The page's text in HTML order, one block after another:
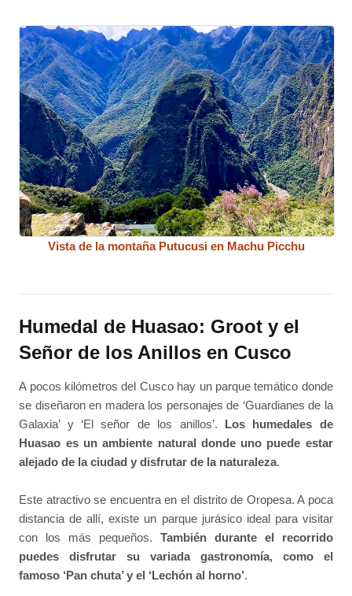
Vista de la montaña Putucusi en Machu Picchu
Humedal de Huasao: Groot y el
Señor de los Anillos en Cusco
A pocos kilómetros del Cusco hay un parque temático donde
se diseñaron en madera los personajes de ‘Guardianes de la
Galaxia’ y ‘El señor de los anillos’. Los humedales de
Huasao es un ambiente natural donde uno puede estar
alejado de la ciudad y disfrutar de la naturaleza.
Este atractivo se encuentra en el distrito de Oropesa. A poca
distancia de allí, existe un parque jurásico ideal para visitar
con los más pequeños. También durante el recorrido
puedes disfrutar su variada gastronomía, como el
famoso ‘Pan chuta’ y el ‘Lechón al horno’.